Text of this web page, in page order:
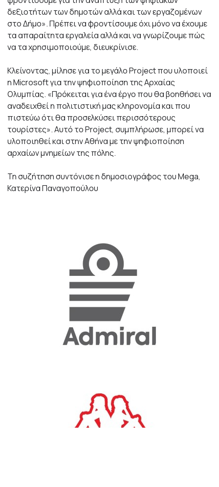
δεξιοτήτων των δημοτών αλλά και των εργαζομένων
στο Δήμο». Πρέπει να φροντίσουμε όχι μόνο να έχουμε
τα απαραίτητα εργαλεία αλλά και να γνωρίζουμε πώς
να τα χρησιμοποιούμε, διευκρίνισε.
Κλείνοντας, μίλησε για το μεγάλο Project που υλοποιεί
η Microsoft για την ψηφιοποίηση της Αρχαίας
Ολυμπίας. «Πρόκειται για ένα έργο που θα βοηθήσει να
αναδειχθεί η πολιτιστική μας κληρονομία και που
πιστεύω ότι θα προσελκύσει περισσότερους
τουρίστες». Αυτό το Project, συμπλήρωσε, μπορεί να
υλοποιηθεί και στην Αθήνα με την ψηφιοποίηση
αρχαίων μνημείων της πόλης.
Τη συζήτηση συντόνισε η δημοσιογράφος του Μega,
Κατερίνα Παναγοπούλου